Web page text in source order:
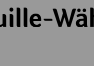
Food Waste)